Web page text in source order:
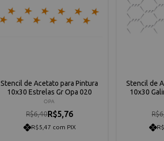
Stencil de Acetato para Pintura
10x30 Estrelas Gr Opa 020
OPA
R$6,40R$5,76
R$5,47 com PIX
Stencil de
10x30